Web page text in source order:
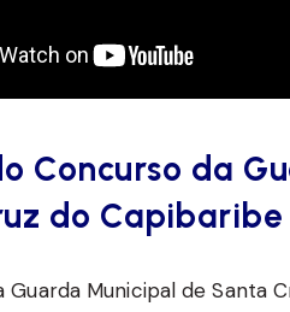
Concurso da
do Capibaribe
Guarda Municipal de Santa